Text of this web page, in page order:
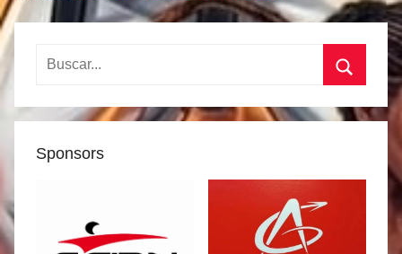
Buscar:
Buscar
Sponsors